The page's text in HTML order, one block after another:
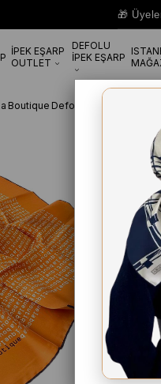
🎁
İPEK EŞARP
OUTLET
DEFOLU
İPEK EŞARP
Boutique Defolu İpek Eşarp